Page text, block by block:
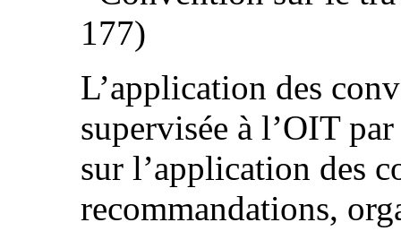
177)
L’application des
supervisée à l’OIT
sur l’application des
recommandations,